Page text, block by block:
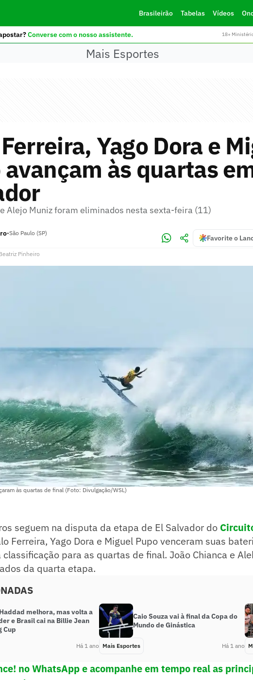
Brasileirão Tabelas Vídeos
Converse com o nosso assistente. 18+
Mais Esportes
Yago Dora e
avançam às quartas
Alejo Muniz foram eliminados nesta sexta-feira (11)
•São Paulo (SP)
Favorite o
Pinheiro
às quartas de final (Foto: Divulgação/WSL)
seguem na disputa da etapa de El Salvador do
Ferreira, Yago Dora e Miguel Pupo venceram suas
para as quartas de final. João Chianca e
da quarta etapa.
melhora, mas volta a
e Brasil cai na Billie Jean
Cup
Há 1 ano
Caio Souza vai à final da Copa do
Mundo de Ginástica
Mais Esportes Há 1 ano
no WhatsApp e acompanhe em tempo real as